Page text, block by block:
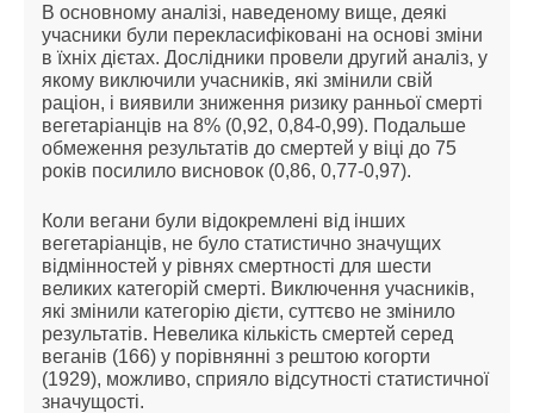
В основному аналізі, наведеному вище, деякі
учасники були перекласифіковані на основі зміни
в їхніх дієтах. Дослідники провели другий аналіз, у
якому виключили учасників, які змінили свій
раціон, і виявили зниження ризику ранньої смерті
вегетаріанців на 8% (0,92, 0,84-0,99). Подальше
обмеження результатів до смертей у віці до 75
років посилило висновок (0,86, 0,77-0,97).
Коли вегани були відокремлені від інших
вегетаріанців, не було статистично значущих
відмінностей у рівнях смертності для шести
великих категорій смерті. Виключення учасників,
які змінили категорію дієти, суттєво не змінило
результатів. Невелика кількість смертей серед
веганів (166) у порівнянні з рештою когорти
(1929), можливо, сприяло відсутності статистичної
значущості.